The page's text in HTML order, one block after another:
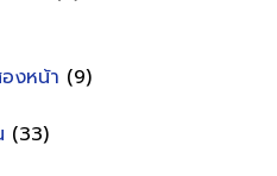
งหน้า (9)
(33)